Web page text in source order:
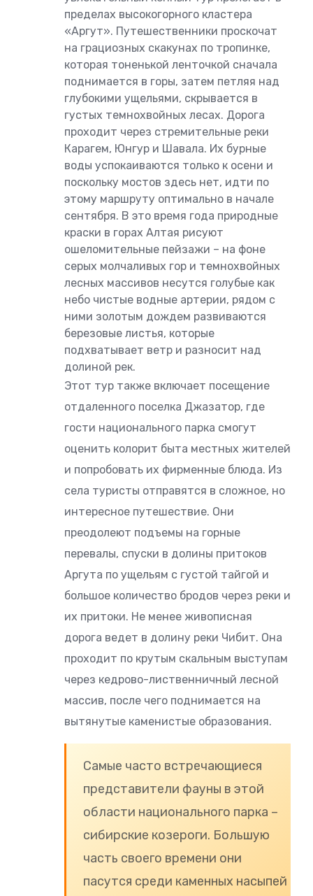
пределах высокогорного кластера
«Аргут». Путешественники проскочат
на грациозных скакунах по тропинке,
которая тоненькой ленточкой сначала
поднимается в горы, затем петляя над
глубокими ущельями, скрывается в
густых темнохвойных лесах. Дорога
проходит через стремительные реки
Карагем, Юнгур и Шавала. Их бурные
воды успокаиваются только к осени и
поскольку мостов здесь нет, идти по
этому маршруту оптимально в начале
сентября. В это время года природные
краски в горах Алтая рисуют
ошеломительные пейзажи – на фоне
серых молчаливых гор и темнохвойных
лесных массивов несутся голубые как
небо чистые водные артерии, рядом с
ними золотым дождем развиваются
березовые листья, которые
подхватывает ветр и разносит над
долиной рек.
Этот тур также включает посещение
отдаленного поселка Джазатор, где
гости национального парка смогут
оценить колорит быта местных жителей
и попробовать их фирменные блюда. Из
села туристы отправятся в сложное, но
интересное путешествие. Они
преодолеют подъемы на горные
перевалы, спуски в долины притоков
Аргута по ущельям с густой тайгой и
большое количество бродов через реки и
их притоки. Не менее живописная
дорога ведет в долину реки Чибит. Она
проходит по крутым скальным выступам
через кедрово-лиственничный лесной
массив, после чего поднимается на
вытянутые каменистые образования.
Самые часто встречающиеся
представители фауны в этой
области национального парка –
сибирские козероги. Большую
часть своего времени они
пасутся среди каменных насыпей